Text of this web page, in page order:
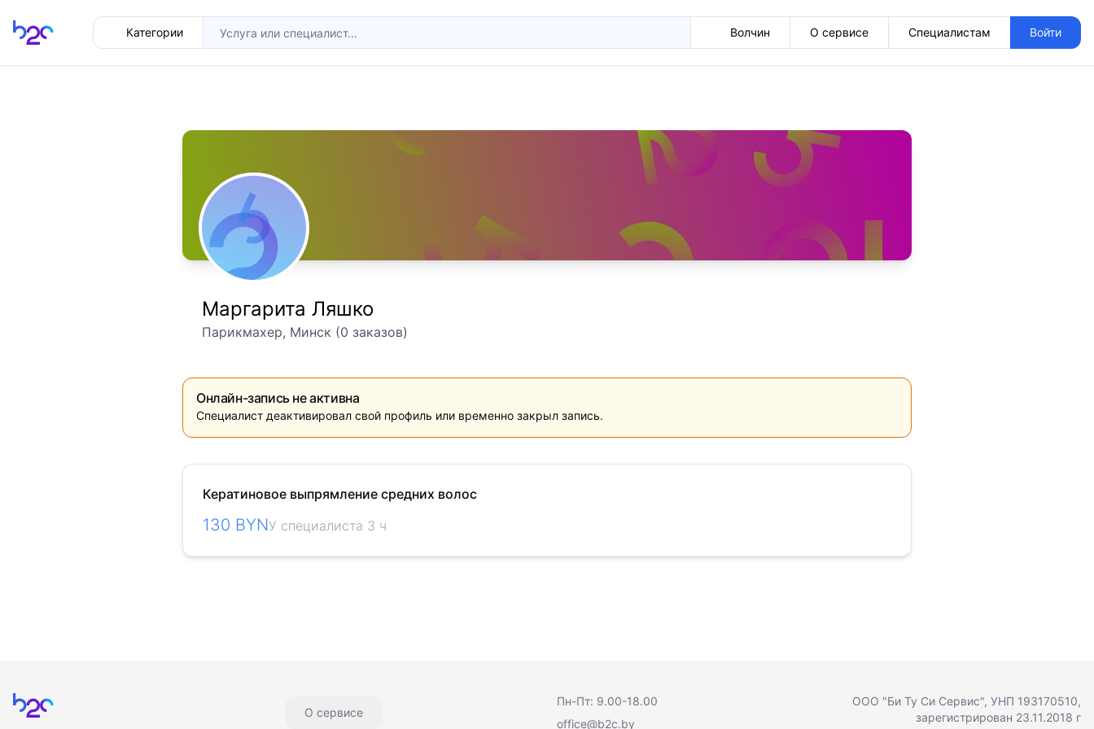
Главная Категории Волчин О сервисе Специалистам Войти
Маргарита Ляшко
Парикмахер, Минск (0 заказов)
Онлайн-запись не активна
Специалист деактивировал свой профиль или временно закрыл запись.
Кератиновое выпрямление средних волос
130 BYNУ специалиста 3 ч
Главная
Пн-Пт: 9.00-18.00
office@b2c.by
О сервисе
ООО "Би Ту Си Сервис", УНП 193170510,
зарегистрирован 23.11.2018 г